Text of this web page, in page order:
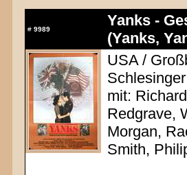
# 9989
Yanks -
(Yanks,
USA /
Schlesinger
mit:
Redgrave,
Morgan,
Smith,